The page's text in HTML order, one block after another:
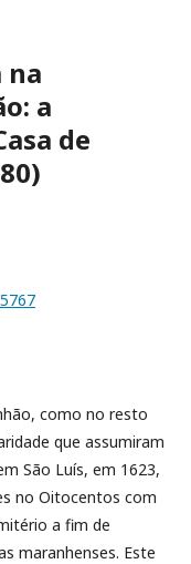
na
a
de
como no resto
que assumiram
São Luís, em 1623,
no Oitocentos com
a fim de
maranhenses. Este